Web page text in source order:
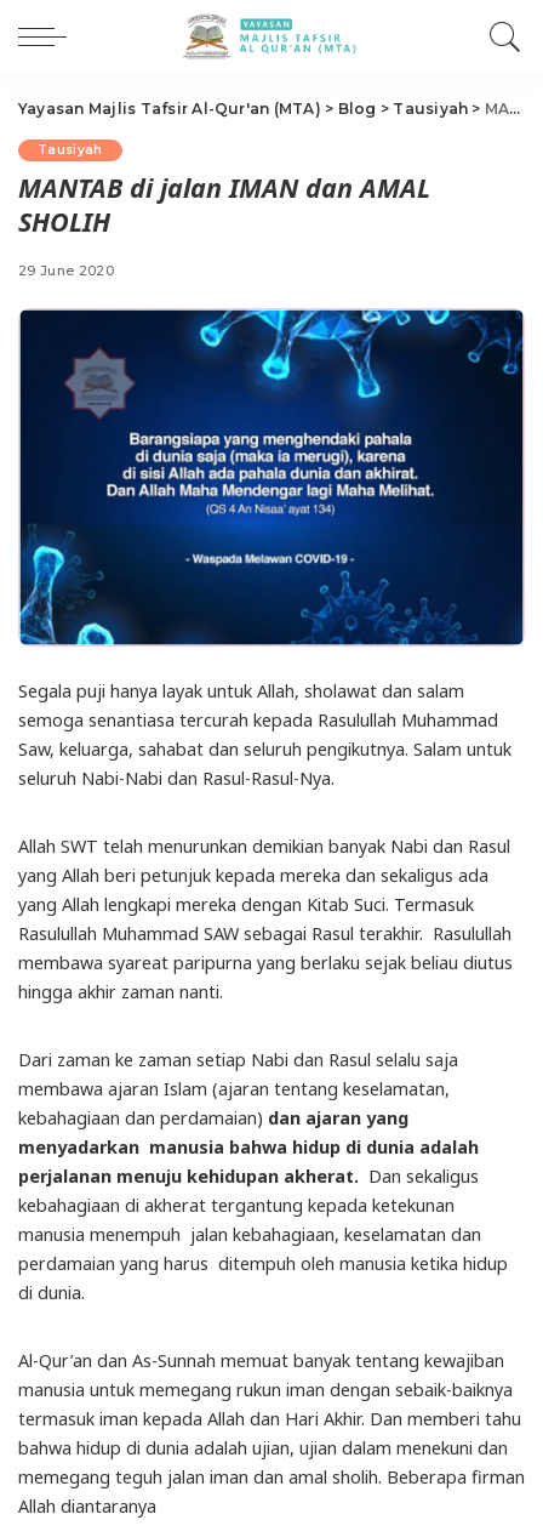
Yayasan Majlis Tafsir Al-Qur'an (MTA) > Blog > Tausiyah > MANTAB di jalan IMAN dan AMAL SHOLIH
Tausiyah
MANTAB di jalan IMAN dan AMAL
SHOLIH
29 June 2020
Segala puji hanya layak untuk Allah, sholawat dan salam
semoga senantiasa tercurah kepada Rasulullah Muhammad
Saw, keluarga, sahabat dan seluruh pengikutnya. Salam untuk
seluruh Nabi-Nabi dan Rasul-Rasul-Nya.
Allah SWT telah menurunkan demikian banyak Nabi dan Rasul
yang Allah beri petunjuk kepada mereka dan sekaligus ada
yang Allah lengkapi mereka dengan Kitab Suci. Termasuk
Rasulullah Muhammad SAW sebagai Rasul terakhir. Rasulullah
membawa syareat paripurna yang berlaku sejak beliau diutus
hingga akhir zaman nanti.
Dari zaman ke zaman setiap Nabi dan Rasul selalu saja
membawa ajaran Islam (ajaran tentang keselamatan,
kebahagiaan dan perdamaian) dan ajaran yang
menyadarkan manusia bahwa hidup di dunia adalah
perjalanan menuju kehidupan akherat. Dan sekaligus
kebahagiaan di akherat tergantung kepada ketekunan
manusia menempuh jalan kebahagiaan, keselamatan dan
perdamaian yang harus ditempuh oleh manusia ketika hidup
di dunia.
Al-Qur’an dan As-Sunnah memuat banyak tentang kewajiban
manusia untuk memegang rukun iman dengan sebaik-baiknya
termasuk iman kepada Allah dan Hari Akhir. Dan memberi tahu
bahwa hidup di dunia adalah ujian, ujian dalam menekuni dan
memegang teguh jalan iman dan amal sholih. Beberapa firman
Allah diantaranya